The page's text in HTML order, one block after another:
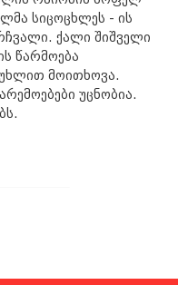
სიცოცხლეს - ის
ქალი შიშველი
წარმოება
მოითხოვა.
უცნობია.